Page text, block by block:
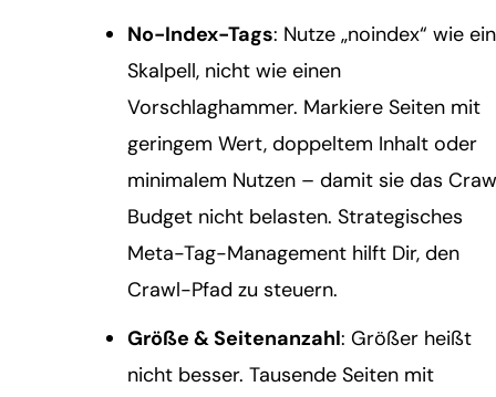
No-Index-Tags: Nutze „noindex“ wie ein
Skalpell, nicht wie einen
Vorschlaghammer. Markiere Seiten mit
geringem Wert, doppeltem Inhalt oder
minimalem Nutzen – damit sie das
Budget nicht belasten. Strategisches
Meta-Tag-Management hilft Dir, den
Crawl-Pfad zu steuern.
Größe & Seitenanzahl: Größer heißt
nicht besser. Tausende Seiten mit